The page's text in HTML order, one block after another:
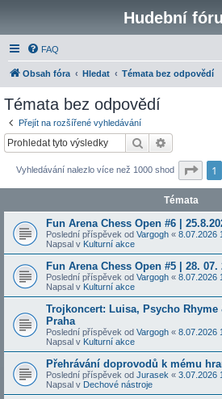
Hudební
FAQ
Obsah fóra Hledat Témata bez odpovědí
Témata bez odpovědí
Přejít na rozšířené vyhledávání
Hledat
Vyhledávání nalezlo více než 1000 shod 1
Témata
Fun Arena Chess Open #6 |
Poslední příspěvek od Vargogh « 8.07.2026
Napsal v Kulturní akce
Fun Arena Chess Open #5 | 28. 07.
Poslední příspěvek od Vargogh « 8.07.2026
Napsal v Kulturní akce
Trojkoncert: Luisa, Psycho Rhyme
Praha
Poslední příspěvek od Vargogh « 8.07.2026
Napsal v Kulturní akce
Přehrávání doprovodů k mému
Poslední příspěvek od Jurasek « 3.07.2026
Napsal v Dechové nástroje